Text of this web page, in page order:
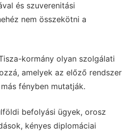
és szuverenitási
nem összekötni a
kormány olyan szolgálati
amelyek az előző rendszer
fényben mutatják.
befolyási ügyek, orosz
kényes diplomáciai